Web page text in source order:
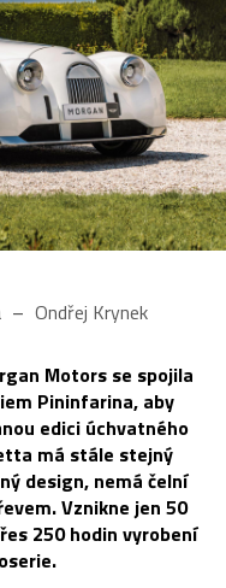
Ondřej Krynek
Motors se spojila
Pininfarina, aby
edici úchvatného
má stále stejný
design, nemá čelní
Vznikne jen 50
250 hodin vyrobení